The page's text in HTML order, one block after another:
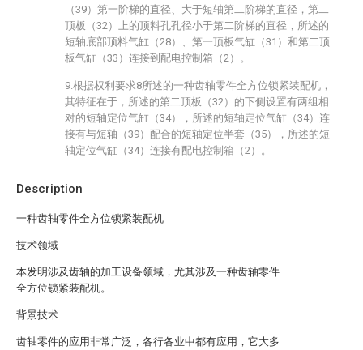
Description
一种齿轴零件全方位锁紧装配机
技术领域
本发明涉及齿轴的加工设备领域，尤其涉及一种齿轴零件
全方位锁紧装配机。
背景技术
齿轴零件的应用非常广泛，各行各业中都有应用，它大多
（39）第一阶梯的直径、大于短轴第二阶梯的直径，第二
顶板（32）上的顶料孔孔径小于第二阶梯的直径，所述的
短轴底部顶料气缸（28）、第一顶板气缸（31）和第二顶
板气缸（33）连接到配电控制箱（2）。
9.根据权利要求8所述的一种齿轴零件全方位锁紧装配机，
其特征在于，所述的第二顶板（32）的下侧设置有两组相
对的短轴定位气缸（34），所述的短轴定位气缸（34）连
接有与短轴（39）配合的短轴定位半套（35），所述的短
轴定位气缸（34）连接有配电控制箱（2）。